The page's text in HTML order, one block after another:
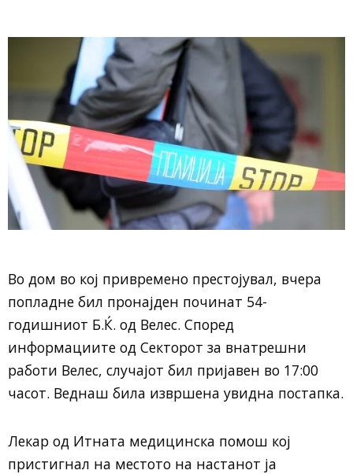
Во дом во кој привремено престојувал, вчера
попладне бил пронајден починат 54-
годишниот Б.Ќ. од Велес. Според
информациите од Секторот за внатрешни
работи Велес, случајот бил пријавен во 17:00
часот. Веднаш била извршена увидна постапка.
Лекар од Итната медицинска помош кој
пристигнал на местото на настанот ја